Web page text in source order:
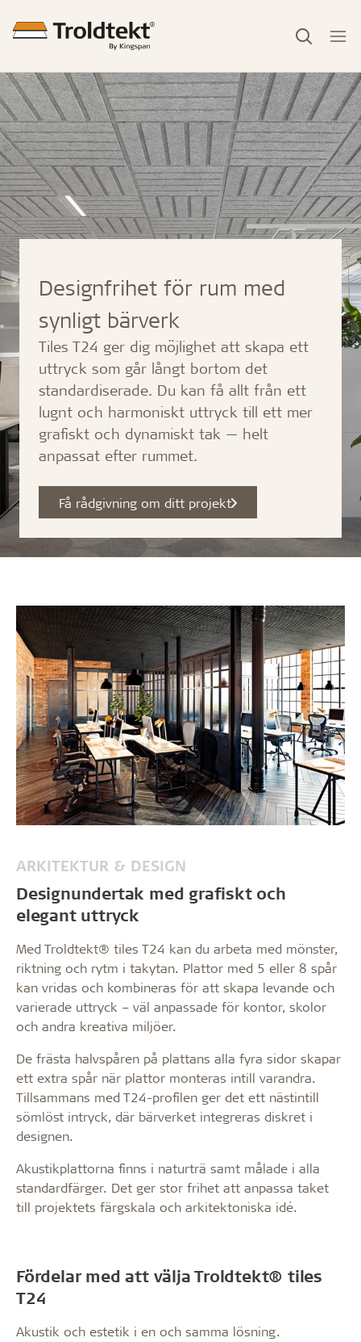
Designfrihet för rum med
synligt bärverk
Tiles T24 ger dig möjlighet att skapa ett
uttryck som går långt bortom det
standardiserade. Du kan få allt från ett
lugnt och harmoniskt uttryck till ett mer
grafiskt och dynamiskt tak — helt
anpassat efter rummet.
Få rådgivning om ditt projekt
ARKITEKTUR & DESIGN
Designundertak med grafiskt och
elegant uttryck
Med Troldtekt® tiles T24 kan du arbeta med mönster,
riktning och rytm i takytan. Plattor med 5 eller 8 spår
kan vridas och kombineras för att skapa levande och
varierade uttryck – väl anpassade för kontor, skolor
och andra kreativa miljöer.
De frästa halvspåren på plattans alla fyra sidor skapar
ett extra spår när plattor monteras intill varandra.
Tillsammans med T24-profilen ger det ett nästintill
sömlöst intryck, där bärverket integreras diskret i
designen.
Akustikplattorna finns i naturträ samt målade i alla
standardfärger. Det ger stor frihet att anpassa taket
till projektets färgskala och arkitektoniska idé.
Fördelar med att välja Troldtekt® tiles
T24
Akustik och estetik i en och samma lösning.